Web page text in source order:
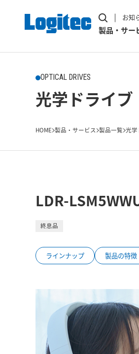
お知
製品・サー
OPTICAL DRIVES
光学ドライブ
HOME 製品・サービス 製品一覧 光学
LDR-
終息品
ラインナップ 製品の特徴